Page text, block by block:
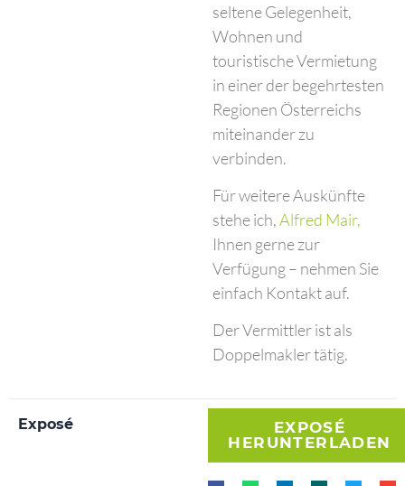
seltene Gelegenheit,
Wohnen und
touristische Vermietung
in einer der begehrtesten
Regionen Österreichs
miteinander zu
verbinden.
Für weitere Auskünfte
stehe ich,Alfred Mair,
Ihnen gerne zur
Verfügung – nehmen Sie
einfach Kontakt auf.
Der Vermittler ist als
Doppelmakler tätig.
Exposé
EXPOSÉ
HERUNTERLADEN